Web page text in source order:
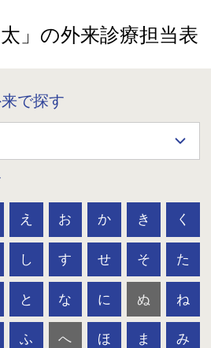
」の外来診療担当表
で探す
え お か き く
し す せ そ た
と な に ぬ ね
ふ へ ほ ま み